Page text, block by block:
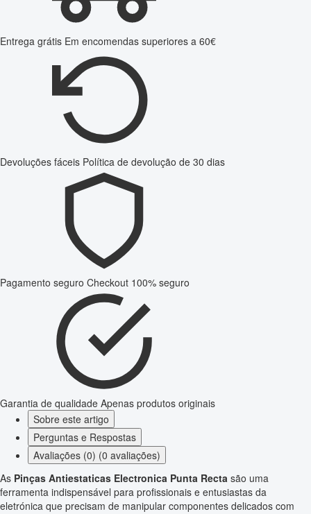
Entrega grátis Em encomendas superiores a 60€
Devoluções fáceis Política de devolução de 30 dias
Pagamento seguro Checkout 100% seguro
Garantia de qualidade Apenas produtos originais
Sobre este artigo
Perguntas e Respostas
Avaliações (0) (0 avaliações)
As Pinças Antiestaticas Electronica Punta Recta são uma
ferramenta indispensável para profissionais e entusiastas da
eletrónica que precisam de manipular componentes delicados com